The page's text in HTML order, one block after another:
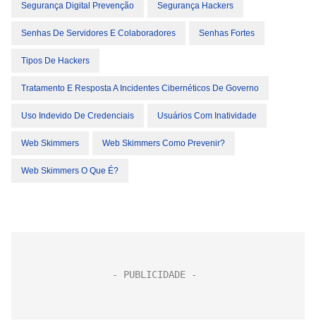
Segurança Digital Prevenção Segurança Hackers
Senhas De Servidores E Colaboradores Senhas Fortes
Tipos De Hackers
Tratamento E Resposta A Incidentes Cibernéticos De Governo
Uso Indevido De Credenciais Usuários Com Inatividade
Web Skimmers Web Skimmers Como Prevenir?
Web Skimmers O Que É?